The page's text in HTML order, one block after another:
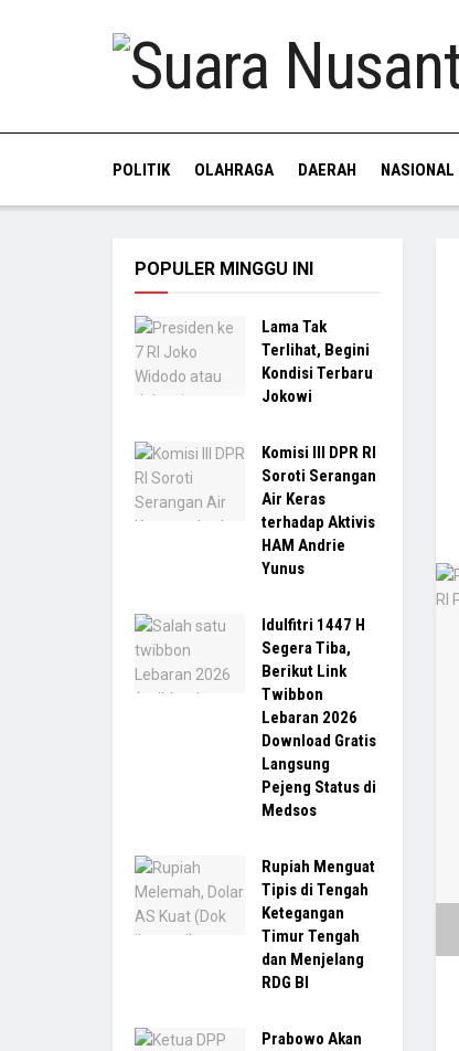
POLITIK OLAHRAGA DAERAH NASIONAL
POPULER MINGGU INI
Lama Tak
Terlihat, Begini
Kondisi Terbaru
Jokowi
Komisi III DPR RI
Soroti Serangan
Air Keras
terhadap Aktivis
HAM Andrie
Yunus
Idulfitri 1447 H
Segera Tiba,
Berikut Link
Twibbon
Lebaran 2026
Download Gratis
Langsung
Pejeng Status di
Medsos
Rupiah Menguat
Tipis di Tengah
Ketegangan
Timur Tengah
dan Menjelang
RDG BI
Prabowo Akan